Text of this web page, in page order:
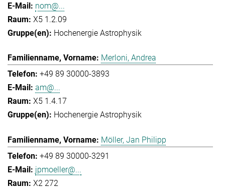
nom@...
X5 1.2.09
Hochenergie Astrophysik
Merloni, Andrea
+49 89 30000-3893
am@...
X5 1.4.17
Hochenergie Astrophysik
Möller, Jan Philipp
+49 89 30000-3291
jpmoeller@...
X2 272